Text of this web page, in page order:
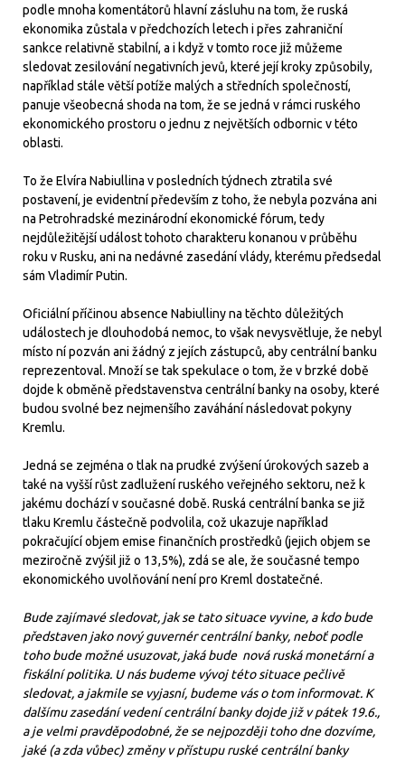
podle mnoha komentátorů hlavní zásluhu na tom, že ruská
ekonomika zůstala v předchozích letech i přes zahraniční
sankce relativně stabilní, a i když v tomto roce již můžeme
sledovat zesilování negativních jevů, které její kroky způsobily,
například stále větší potíže malých a středních společností,
panuje všeobecná shoda na tom, že se jedná v rámci ruského
ekonomického prostoru o jednu z největších odbornic v této
oblasti.
To že Elvíra Nabiullina v posledních týdnech ztratila své
postavení, je evidentní především z toho, že nebyla pozvána ani
na Petrohradské mezinárodní ekonomické fórum, tedy
nejdůležitější událost tohoto charakteru konanou v průběhu
roku v Rusku, ani na nedávné zasedání vlády, kterému předsedal
sám Vladimír Putin.
Oficiální příčinou absence Nabiulliny na těchto důležitých
událostech je dlouhodobá nemoc, to však nevysvětluje, že nebyl
místo ní pozván ani žádný z jejích zástupců, aby centrální banku
reprezentoval. Množí se tak spekulace o tom, že v brzké době
dojde k obměně představenstva centrální banky na osoby, které
budou svolné bez nejmenšího zaváhání následovat pokyny
Kremlu.
Jedná se zejména o tlak na prudké zvýšení úrokových sazeb a
také na vyšší růst zadlužení ruského veřejného sektoru, než k
jakému dochází v současné době. Ruská centrální banka se již
tlaku Kremlu částečně podvolila, což ukazuje například
pokračující objem emise finančních prostředků (jejich objem se
meziročně zvýšil již o 13,5%), zdá se ale, že současné tempo
ekonomického uvolňování není pro Kreml dostatečné.
Bude zajímavé sledovat, jak se tato situace vyvine, a kdo bude
představen jako nový guvernér centrální banky, neboť podle
toho bude možné usuzovat, jaká bude nová ruská monetární a
fiskální politika. U nás budeme vývoj této situace pečlivě
sledovat, a jakmile se vyjasní, budeme vás o tom informovat. K
dalšímu zasedání vedení centrální banky dojde již v pátek 19.6.,
a je velmi pravděpodobné, že se nejpozději toho dne dozvíme,
jaké (a zda vůbec) změny v přístupu ruské centrální banky